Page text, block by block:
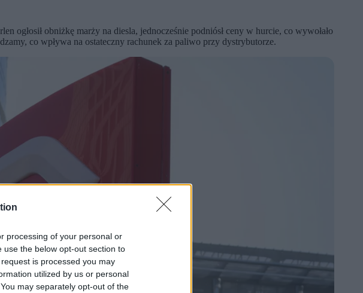
processing of your personal or
the below opt-out section to
is processed you may
utilized by us or personal
may separately opt-out of the
obniżkę marży na diesla, jednocześnie podniósł ceny w hurcie, co wywołało
co wpływa na ostateczny rachunek za paliwo przy dystrybutorze.